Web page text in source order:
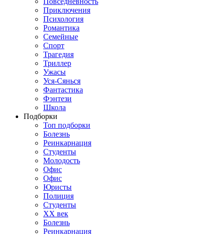
Приключения
Психология
Романтика
Семейные
Спорт
Трагедия
Триллер
Ужасы
Уся-Сянься
Фантастика
Фэнтези
Школа
Подборки
Топ подборки
Болезнь
Реинкарнация
Студенты
Молодость
Офис
Офис
Юристы
Полиция
Студенты
ХХ век
Болезнь
Реинкарнация